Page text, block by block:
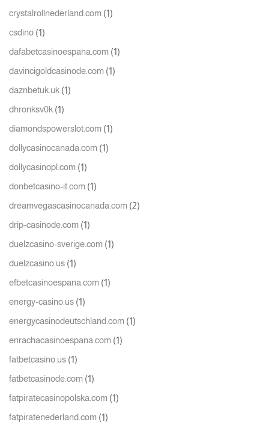
crystalrollnederland.com (1)
csdino (1)
dafabetcasinoespana.com (1)
davincigoldcasinode.com (1)
daznbetuk.uk (1)
dhronksv0k (1)
diamondspowerslot.com (1)
dollycasinocanada.com (1)
dollycasinopl.com (1)
donbetcasino-it.com (1)
dreamvegascasinocanada.com (2)
drip-casinode.com (1)
duelzcasino-sverige.com (1)
duelzcasino.us (1)
efbetcasinoespana.com (1)
energy-casino.us (1)
energycasinodeutschland.com (1)
enrachacasinoespana.com (1)
fatbetcasino.us (1)
fatbetcasinode.com (1)
fatpiratecasinopolska.com (1)
fatpiratenederland.com (1)